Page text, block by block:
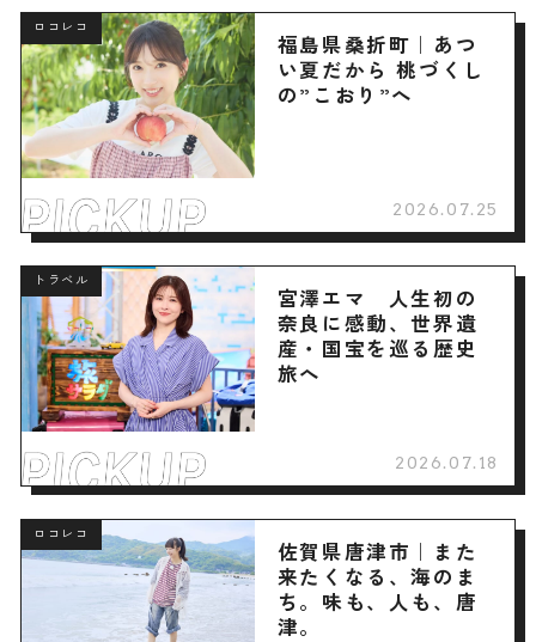
ロコレコ
福島県桑折町｜あつ
い夏だから 桃づくし
の”こおり”へ
2026.07.25
トラベル
宮澤エマ 人生初の
奈良に感動、世界遺
産・国宝を巡る歴史
旅へ
2026.07.18
ロコレコ
佐賀県唐津市｜また
来たくなる、海のま
ち。味も、人も、唐
津。